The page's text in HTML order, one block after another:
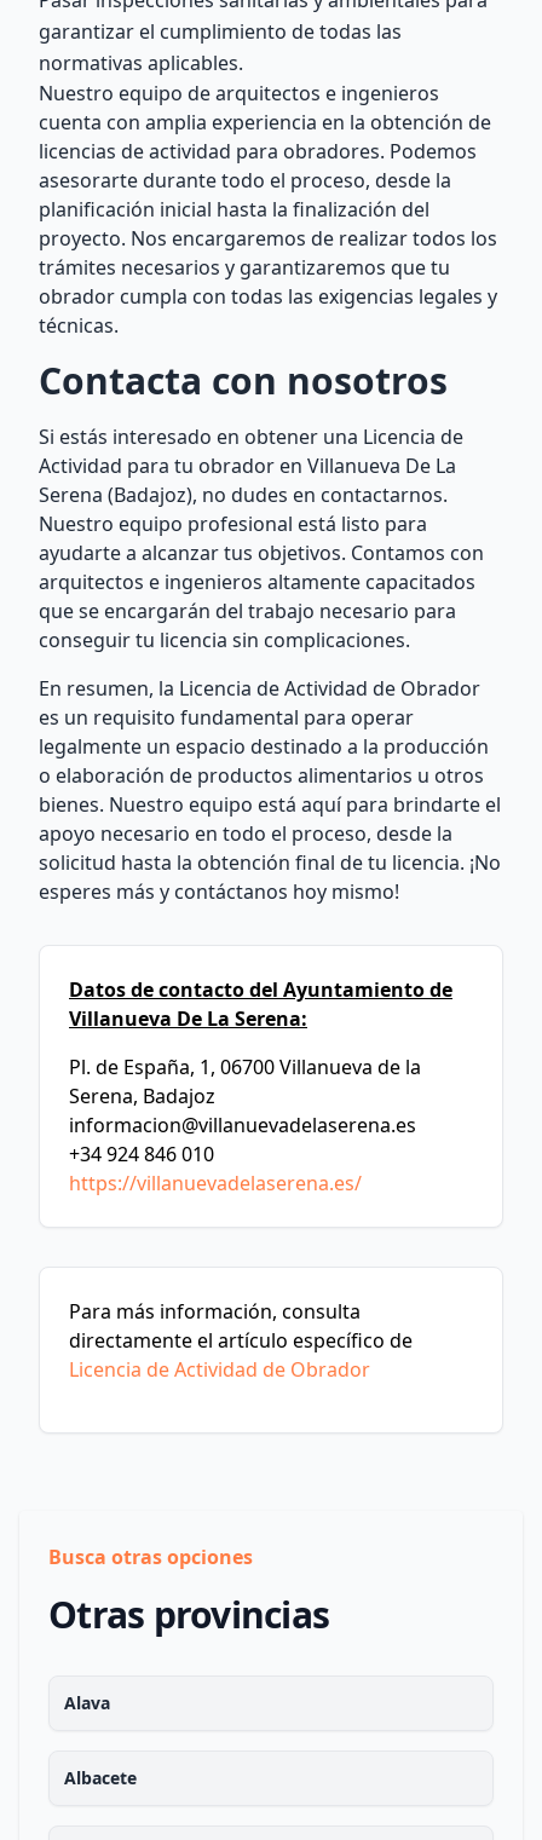
garantizar el cumplimiento de todas las
normativas aplicables.
Nuestro equipo de arquitectos e ingenieros
cuenta con amplia experiencia en la obtención de
licencias de actividad para obradores. Podemos
asesorarte durante todo el proceso, desde la
planificación inicial hasta la finalización del
proyecto. Nos encargaremos de realizar todos los
trámites necesarios y garantizaremos que tu
obrador cumpla con todas las exigencias legales y
técnicas.
Contacta con nosotros
Si estás interesado en obtener una Licencia de
Actividad para tu obrador en Villanueva De La
Serena (Badajoz), no dudes en contactarnos.
Nuestro equipo profesional está listo para
ayudarte a alcanzar tus objetivos. Contamos con
arquitectos e ingenieros altamente capacitados
que se encargarán del trabajo necesario para
conseguir tu licencia sin complicaciones.
En resumen, la Licencia de Actividad de Obrador
es un requisito fundamental para operar
legalmente un espacio destinado a la producción
o elaboración de productos alimentarios u otros
bienes. Nuestro equipo está aquí para brindarte el
apoyo necesario en todo el proceso, desde la
solicitud hasta la obtención final de tu licencia. ¡No
esperes más y contáctanos hoy mismo!
Datos de contacto del Ayuntamiento de
Villanueva De La Serena:
Pl. de España, 1, 06700 Villanueva de la
Serena, Badajoz
informacion@villanuevadelaserena.es
+34 924 846 010
https://villanuevadelaserena.es/
Para más información, consulta
directamente el artículo específico de
Licencia de Actividad de Obrador
Busca otras opciones
Otras provincias
Alava
Albacete